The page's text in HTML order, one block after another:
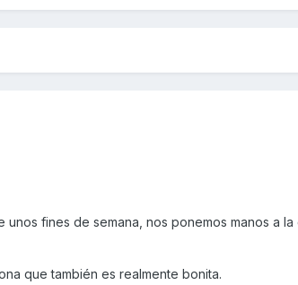
fines de semana, nos ponemos manos a la
que también es realmente bonita.